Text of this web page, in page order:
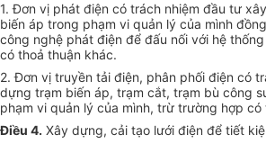
1. Đơn vị phát điện có trách nhiệm đầu tư
biến áp trong phạm vi quản lý của mình
công nghệ phát điện để đấu nối với hệ
có thoả thuận khác.
2. Đơn vị truyền tải điện, phân phối điện có
dựng trạm biến áp, trạm cắt, trạm bù công
phạm vi quản lý của mình, trừ trường hợp có
Điều 4. Xây dựng, cải tạo lưới điện để tiết